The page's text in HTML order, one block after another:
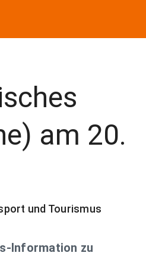
am 20.
und Tourismus
Information zu